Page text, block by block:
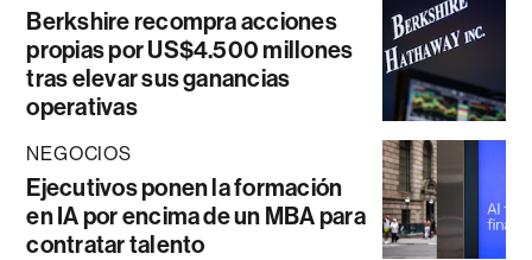
Berkshire recompra acciones
propias por US$4.500 millones
tras elevar sus ganancias
operativas
NEGOCIOS
Ejecutivos ponen la formación
en IA por encima de un MBA para
contratar talento